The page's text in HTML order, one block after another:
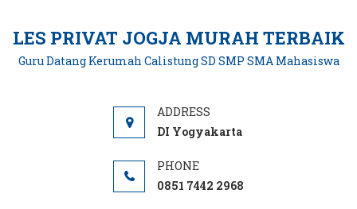
content
LES PRIVAT JOGJA MURAH TERBAIK
Guru Datang Kerumah Calistung SD SMP SMA Mahasiswa
DI Yogyakarta
0851 7442 2968